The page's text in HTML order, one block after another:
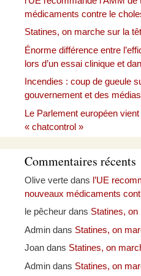
médicaments contre le
Statines, on marche sur la
Énorme différence entre
lors d’un essai clinique et
Incendies : coup de gueule
gouvernement et des
Le Parlement européen
« chatcontrol »
Commentaires récents
Olive verte dans l’UE
nouveaux médicaments
le pêcheur dans Statines,
Admin dans Statines, on
Joan dans Statines, on
Admin dans Statines, on